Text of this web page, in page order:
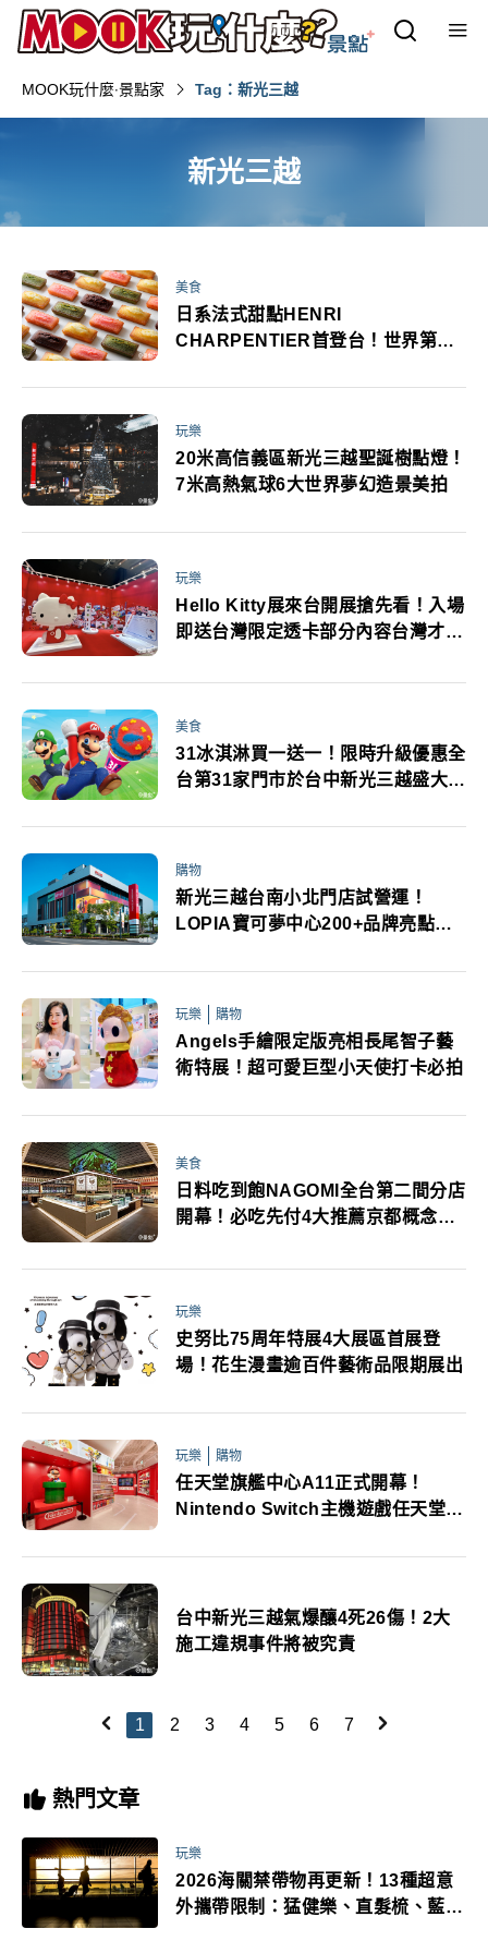
MOOK玩什麼‧景點家 Tag：新光三越
新光三越
美食
日系法式甜點HENRI
CHARPENTIER首登台！世界第一
百
玩樂
20米高信義區新光三越聖誕樹點燈！
7米高熱氣球6大世界夢幻造景美拍
玩樂
Hello Kitty展來台開展搶先看！入場
即送台灣限定透卡部分內容台灣才有
美食
31冰淇淋買一送一！限時升級優惠全
台第31家門市於台中新光三越盛大開
購物
新光三越台南小北門店試營運！
LOPIA寶可夢中心200+品牌亮點美
玩樂 購物
Angels手繪限定版亮相長尾智子藝
術特展！超可愛巨型小天使打卡必拍
美食
日料吃到飽NAGOMI全台第二間分店
開幕！必吃先付4大推薦京都概念空
玩樂
史努比75周年特展4大展區首展登
場！花生漫畫逾百件藝術品限期展出
玩樂 購物
任天堂旗艦中心A11正式開幕！
Nintendo Switch主機遊戲任天堂IP
台中新光三越氣爆釀4死26傷！2大
施工違規事件將被究責
1 2 3 4 5 6 7
熱門文章
玩樂
2026海關禁帶物再更新！13種超意
外攜帶限制：猛健樂、直髮梳、藍牙